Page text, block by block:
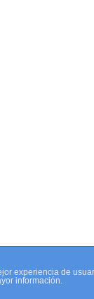
experiencia de
información.